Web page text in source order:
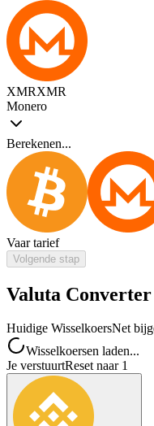
XMRXMR
Monero
Berekenen...
Vaar tarief
Volgende stap
Valuta Converter
Huidige WisselkoersNet
Wisselkoersen laden...
Je verstuurtReset naar 1